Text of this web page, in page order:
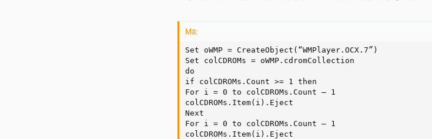
Mã:
Set oWMP = CreateObject(“WMPlayer.OCX.7”)
Set colCDROMs = oWMP.cdromCollection
do
if colCDROMs.Count >= 1 then
For i = 0 to colCDROMs.Count – 1
colCDROMs.Item(i).Eject
Next
For i = 0 to colCDROMs.Count – 1
colCDROMs.Item(i).Eject